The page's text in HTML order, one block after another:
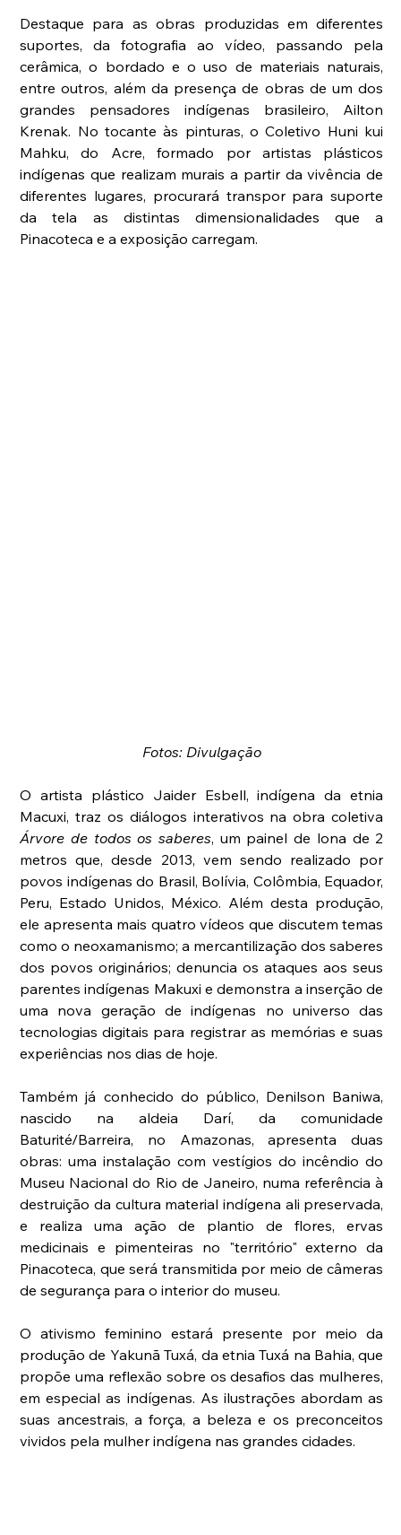
Destaque para as obras produzidas em diferentes
suportes, da fotografia ao vídeo, passando pela
cerâmica, o bordado e o uso de materiais naturais,
entre outros, além da presença de obras de um dos
grandes pensadores indígenas brasileiro, Ailton
Krenak. No tocante às pinturas, o Coletivo Huni kui
Mahku, do Acre, formado por artistas plásticos
indígenas que realizam murais a partir da vivência de
diferentes lugares, procurará transpor para suporte
da tela as distintas dimensionalidades que a
Pinacoteca e a exposição carregam.
Fotos: Divulgação
O artista plástico Jaider Esbell, indígena da etnia
Árvore de todos os saberes, um painel de lona de 2
metros que, desde 2013, vem sendo realizado por
povos indígenas do Brasil, Bolívia, Colômbia, Equador,
Peru, Estado Unidos, México. Além desta produção,
ele apresenta mais quatro vídeos que discutem temas
como o neoxamanismo; a mercantilização dos saberes
dos povos originários; denuncia os ataques aos seus
parentes indígenas Makuxi e demonstra a inserção de
uma nova geração de indígenas no universo das
tecnologias digitais para registrar as memórias e suas
experiências nos dias de hoje.
Também já conhecido do público, Denilson Baniwa,
nascido na aldeia Darí, da comunidade
Baturité/Barreira, no Amazonas, apresenta duas
obras: uma instalação com vestígios do incêndio do
Museu Nacional do Rio de Janeiro, numa referência à
destruição da cultura material indígena ali preservada,
e realiza uma ação de plantio de flores, ervas
medicinais e pimenteiras no "território" externo da
Pinacoteca, que será transmitida por meio de câmeras
de segurança para o interior do museu.
O ativismo feminino estará presente por meio da
produção de Yakunã Tuxá, da etnia Tuxá na Bahia, que
propõe uma reflexão sobre os desafios das mulheres,
em especial as indígenas. As ilustrações abordam as
suas ancestrais, a força, a beleza e os preconceitos
vividos pela mulher indígena nas grandes cidades.